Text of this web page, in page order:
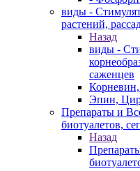
виды -
растений,
Назад
виды -
саженцев
Эпин,
Препараты и
биотуалетов,
Назад